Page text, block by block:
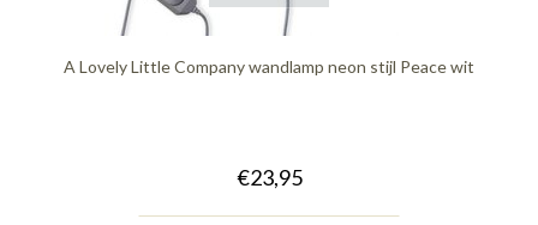
A Lovely Little Company wandlamp neon stijl Peace wit
€23,95